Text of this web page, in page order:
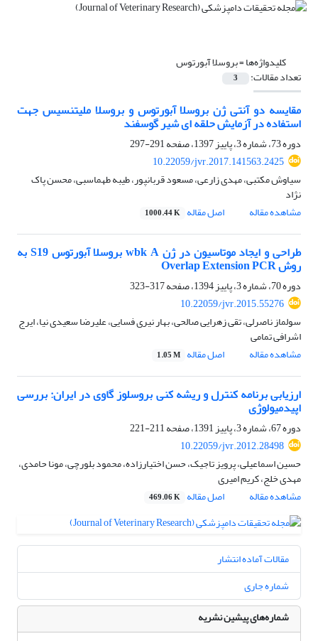
کلیدواژه‌ها =بروسلا آبورتوس
تعداد مقالات: 3
مقایسه دو آنتی ژن بروسلا آبورتوس و بروسلا ملیتنسیس جهت
استفاده در آزمایش حلقه ای شیر گوسفند
دوره 73، شماره 3، پاییز 1397، صفحه
291-297
10.22059/jvr.2017.141563.2425
سیاوش مکتبی، مهدی زارعی، مسعود قربانپور، طیبه طهماسبی، محسن پاک
نژاد
مشاهده مقاله
اصل مقاله 1000.44 K
طراحی و ایجاد موتاسیون در ژن wbk A بروسلا آبورتوس S19 به
روش Overlap Extension PCR
دوره 70، شماره 3، پاییز 1394، صفحه
317-323
10.22059/jvr.2015.55276
سولماز ناصرلی، تقی زهرایی صالحی، بهار نیری فسایی، علیرضا سعیدی نیا، ایرج
اشرافی تمامی
مشاهده مقاله
اصل مقاله 1.05 M
ارزیابی برنامه کنترل و ریشه کنی بروسلوز گاوی در ایران: بررسی
اپیدمیولوژی
دوره 67، شماره 3، پاییز 1391، صفحه
211-221
10.22059/jvr.2012.28498
حسین اسماعیلی، پرویز تاجیک، حسن اختیارزاده، محمود بلورچی، مونا حامدی،
مهدی خلج، کریم امیری
مشاهده مقاله
اصل مقاله 469.06 K
مقالات آماده انتشار
شماره جاری
شماره‌های پیشین نشریه